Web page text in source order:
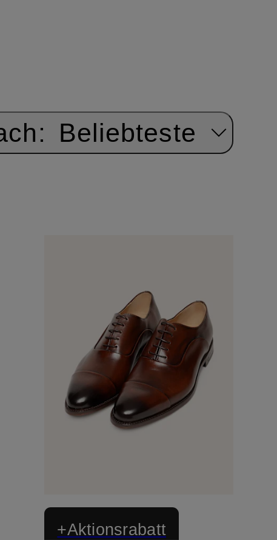
Beliebteste
+Aktionsrabatt